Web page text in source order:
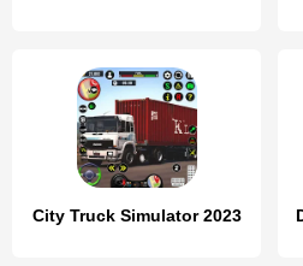
City Truck Simulator 2023